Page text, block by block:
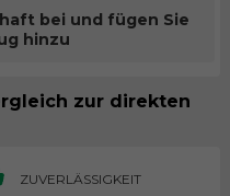
bei und fügen Sie
hinzu
zur direkten
ZUVERLÄSSIGKEIT